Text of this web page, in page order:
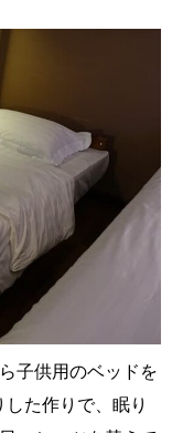
子供用のベッドを
た作りで、眠り